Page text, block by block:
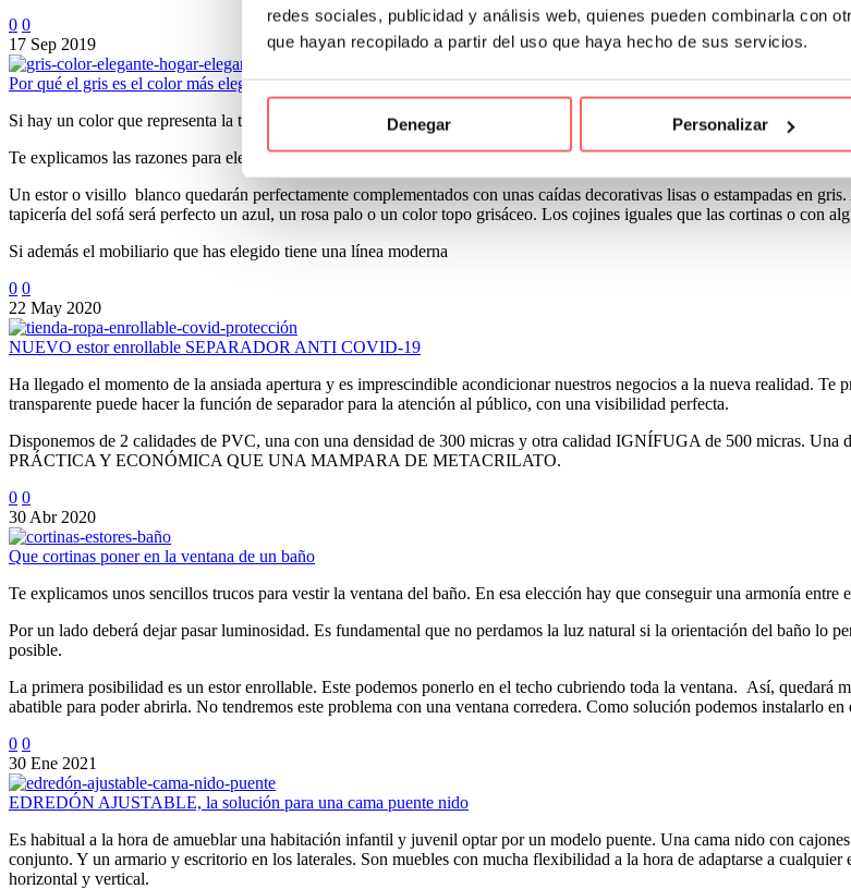
redes sociales, publicidad y análisis web, quienes pueden combinarla con
que hayan recopilado a partir del uso que haya hecho de sus servicios.
Denegar Personalizar
0 0
17 Sep 2019
Por qué el gris es el color más elegante para tu hogar
Si hay un color que representa la tendencia más actual y la elegancia ese es el gris. En sus diferentes gamas. Desde los
Te explicamos las razones para elegir este color en los textiles de tu salón o habitación favorita.
Un estor o visillo blanco quedarán perfectamente complementados con unas caídas decorativas lisas o estampadas en
tapicería del sofá será perfecto un azul, un rosa palo o un color topo grisáceo. Los cojines iguales que las cortinas o con
Si además el mobiliario que has elegido tiene una línea moderna
0 0
22 May 2020
NUEVO estor enrollable SEPARADOR ANTI COVID-19
Ha llegado el momento de la ansiada apertura y es imprescindible acondicionar nuestros negocios a la nueva
transparente puede hacer la función de separador para la atención al público, con una visibilidad perfecta.
Disponemos de 2 calidades de PVC, una con una densidad de 300 micras y otra calidad IGNÍFUGA de 500 micras.
PRÁCTICA Y ECONÓMICA QUE UNA MAMPARA DE METACRILATO.
0 0
30 Abr 2020
Que cortinas poner en la ventana de un baño
Te explicamos unos sencillos trucos para vestir la ventana del baño. En esa elección hay que conseguir una armonía entre
Por un lado deberá dejar pasar luminosidad. Es fundamental que no perdamos la luz natural si la orientación del baño lo
posible.
La primera posibilidad es un estor enrollable. Este podemos ponerlo en el techo cubriendo toda la ventana. Así, quedará
abatible para poder abrirla. No tendremos este problema con una ventana corredera. Como solución podemos instalarlo
0 0
30 Ene 2021
EDREDÓN AJUSTABLE, la solución para una cama puente nido
Es habitual a la hora de amueblar una habitación infantil y juvenil optar por un modelo puente. Una cama nido con
conjunto. Y un armario y escritorio en los laterales. Son muebles con mucha flexibilidad a la hora de adaptarse a
horizontal y vertical.